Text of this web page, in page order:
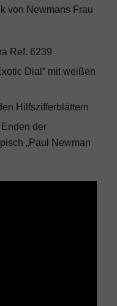
von Newmans Frau
Ref. 6239
Dial“ mit weißen
Hilfszifferblättern
der
„Paul Newman